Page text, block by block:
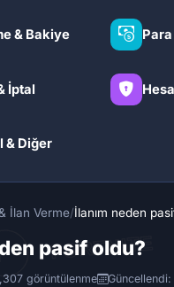
& Bakiye
İptal
& Diğer
İlan Verme/İlanım neden
pasif oldu?
görüntülenme